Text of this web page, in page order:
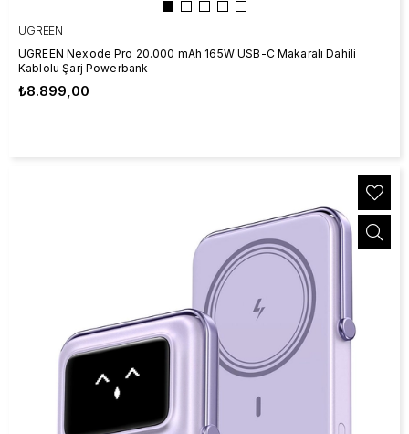
UGREEN
UGREEN Nexode Pro 20.000 mAh 165W USB-C Makaralı Dahili
Kablolu Şarj Powerbank
₺8.899,00